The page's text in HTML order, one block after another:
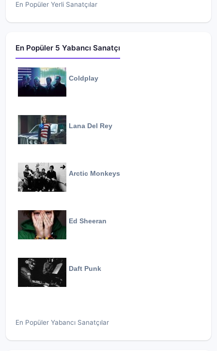
En Popüler Yerli Sanatçılar
En Popüler 5 Yabancı Sanatçı
Coldplay
Lana Del Rey
Arctic Monkeys
Ed Sheeran
Daft Punk
En Popüler Yabancı Sanatçılar